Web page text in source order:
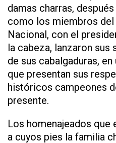
damas charras,
como los miembros
Nacional, con el
la cabeza, lanzaron
de sus cabalgaduras,
que presentan sus
históricos campeones
presente.
Los homenajeados que
a cuyos pies la familia